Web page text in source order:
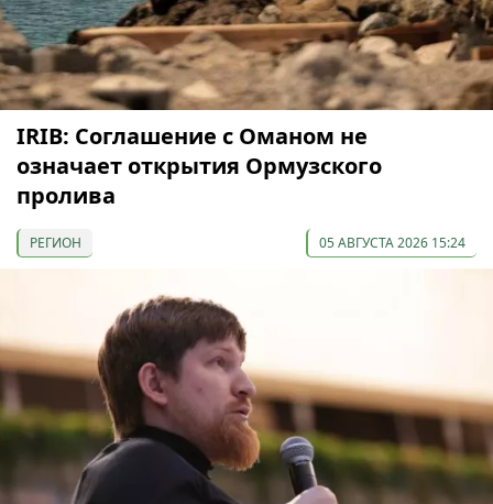
IRIB: Соглашение с Оманом не
означает открытия Ормузского
пролива
РЕГИОН 05 АВГУСТА 2026 15:24